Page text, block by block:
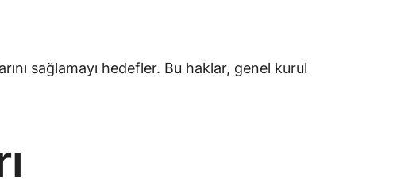
sağlamayı hedefler. Bu haklar, genel kurul